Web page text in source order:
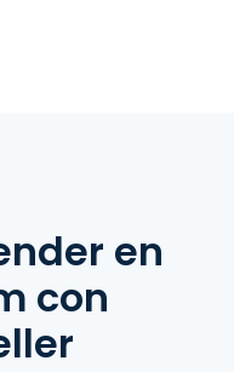
en
con